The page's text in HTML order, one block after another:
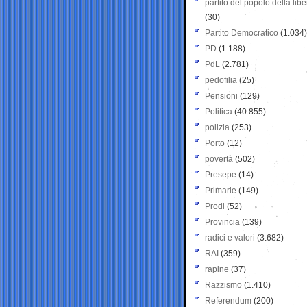
partito del popolo della
(30)
Partito Democratico (1.034)
PD (1.188)
PdL (2.781)
pedofilia (25)
Pensioni (129)
Politica (40.855)
polizia (253)
Porto (12)
povertà (502)
Presepe (14)
Primarie (149)
Prodi (52)
Provincia (139)
radici e valori (3.682)
RAI (359)
rapine (37)
Razzismo (1.410)
Referendum (200)